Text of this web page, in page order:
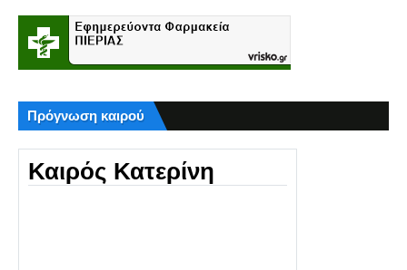
Πρόγνωση καιρού
Καιρός Κατερίνη